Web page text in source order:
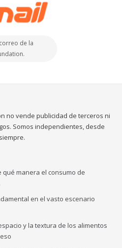
de la
no vende publicidad de terceros ni
Somos independientes, desde
siempre.
qué manera el consumo de
en el vasto escenario
y la textura de los alimentos